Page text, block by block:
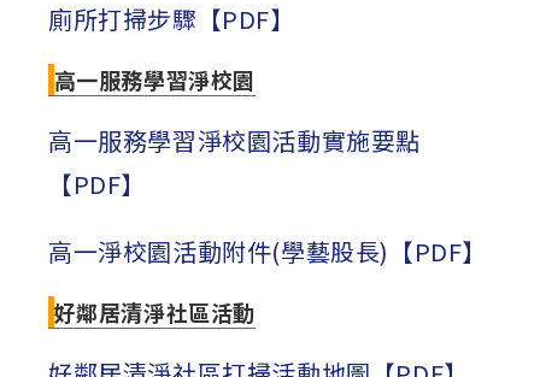
廁所打掃步驟【PDF】
高一服務學習淨校園
高一服務學習淨校園活動實施要點
【PDF】
高一淨校園活動附件(學藝股長)【PDF】
好鄰居清淨社區活動